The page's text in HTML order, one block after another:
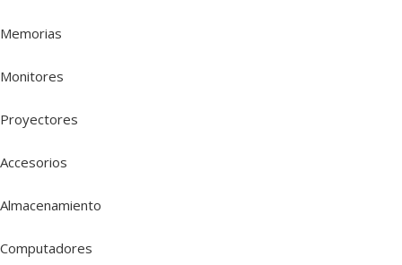
Memorias
Monitores
Proyectores
Accesorios
Almacenamiento
Computadores